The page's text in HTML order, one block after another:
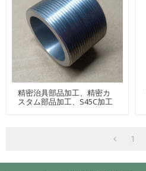
精密治具部品加工、精密カ
スタム部品加工、S45C加工
1